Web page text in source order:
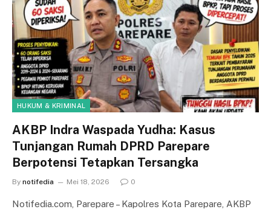
HUKUM & KRIMINAL
AKBP Indra Waspada Yudha: Kasus
Tunjangan Rumah DPRD Parepare
Berpotensi Tetapkan Tersangka
By notifedia Mei 18, 2026 0
Notifedia.com, Parepare – Kapolres Kota Parepare, AKBP